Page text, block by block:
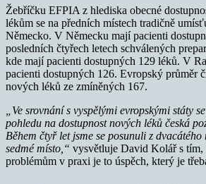
Žebříčku EFPIA z hlediska obecné
lékům se na předních místech tradičně
Německo. V Německu mají pacienti
posledních čtyřech letech schválených
kde mají pacienti dostupných 129 léků. V
pacienti dostupných 126. Evropský průměr
nových léků ze zmíněných 167.
„Ve srovnání s vyspělými evropskými státy
pohledu na dostupnost nových léků česká
Během čtyř let jsme se posunuli z
sedmé místo,“ vysvětluje David Kolář s tím,
problémům v praxi je to úspěch, který je